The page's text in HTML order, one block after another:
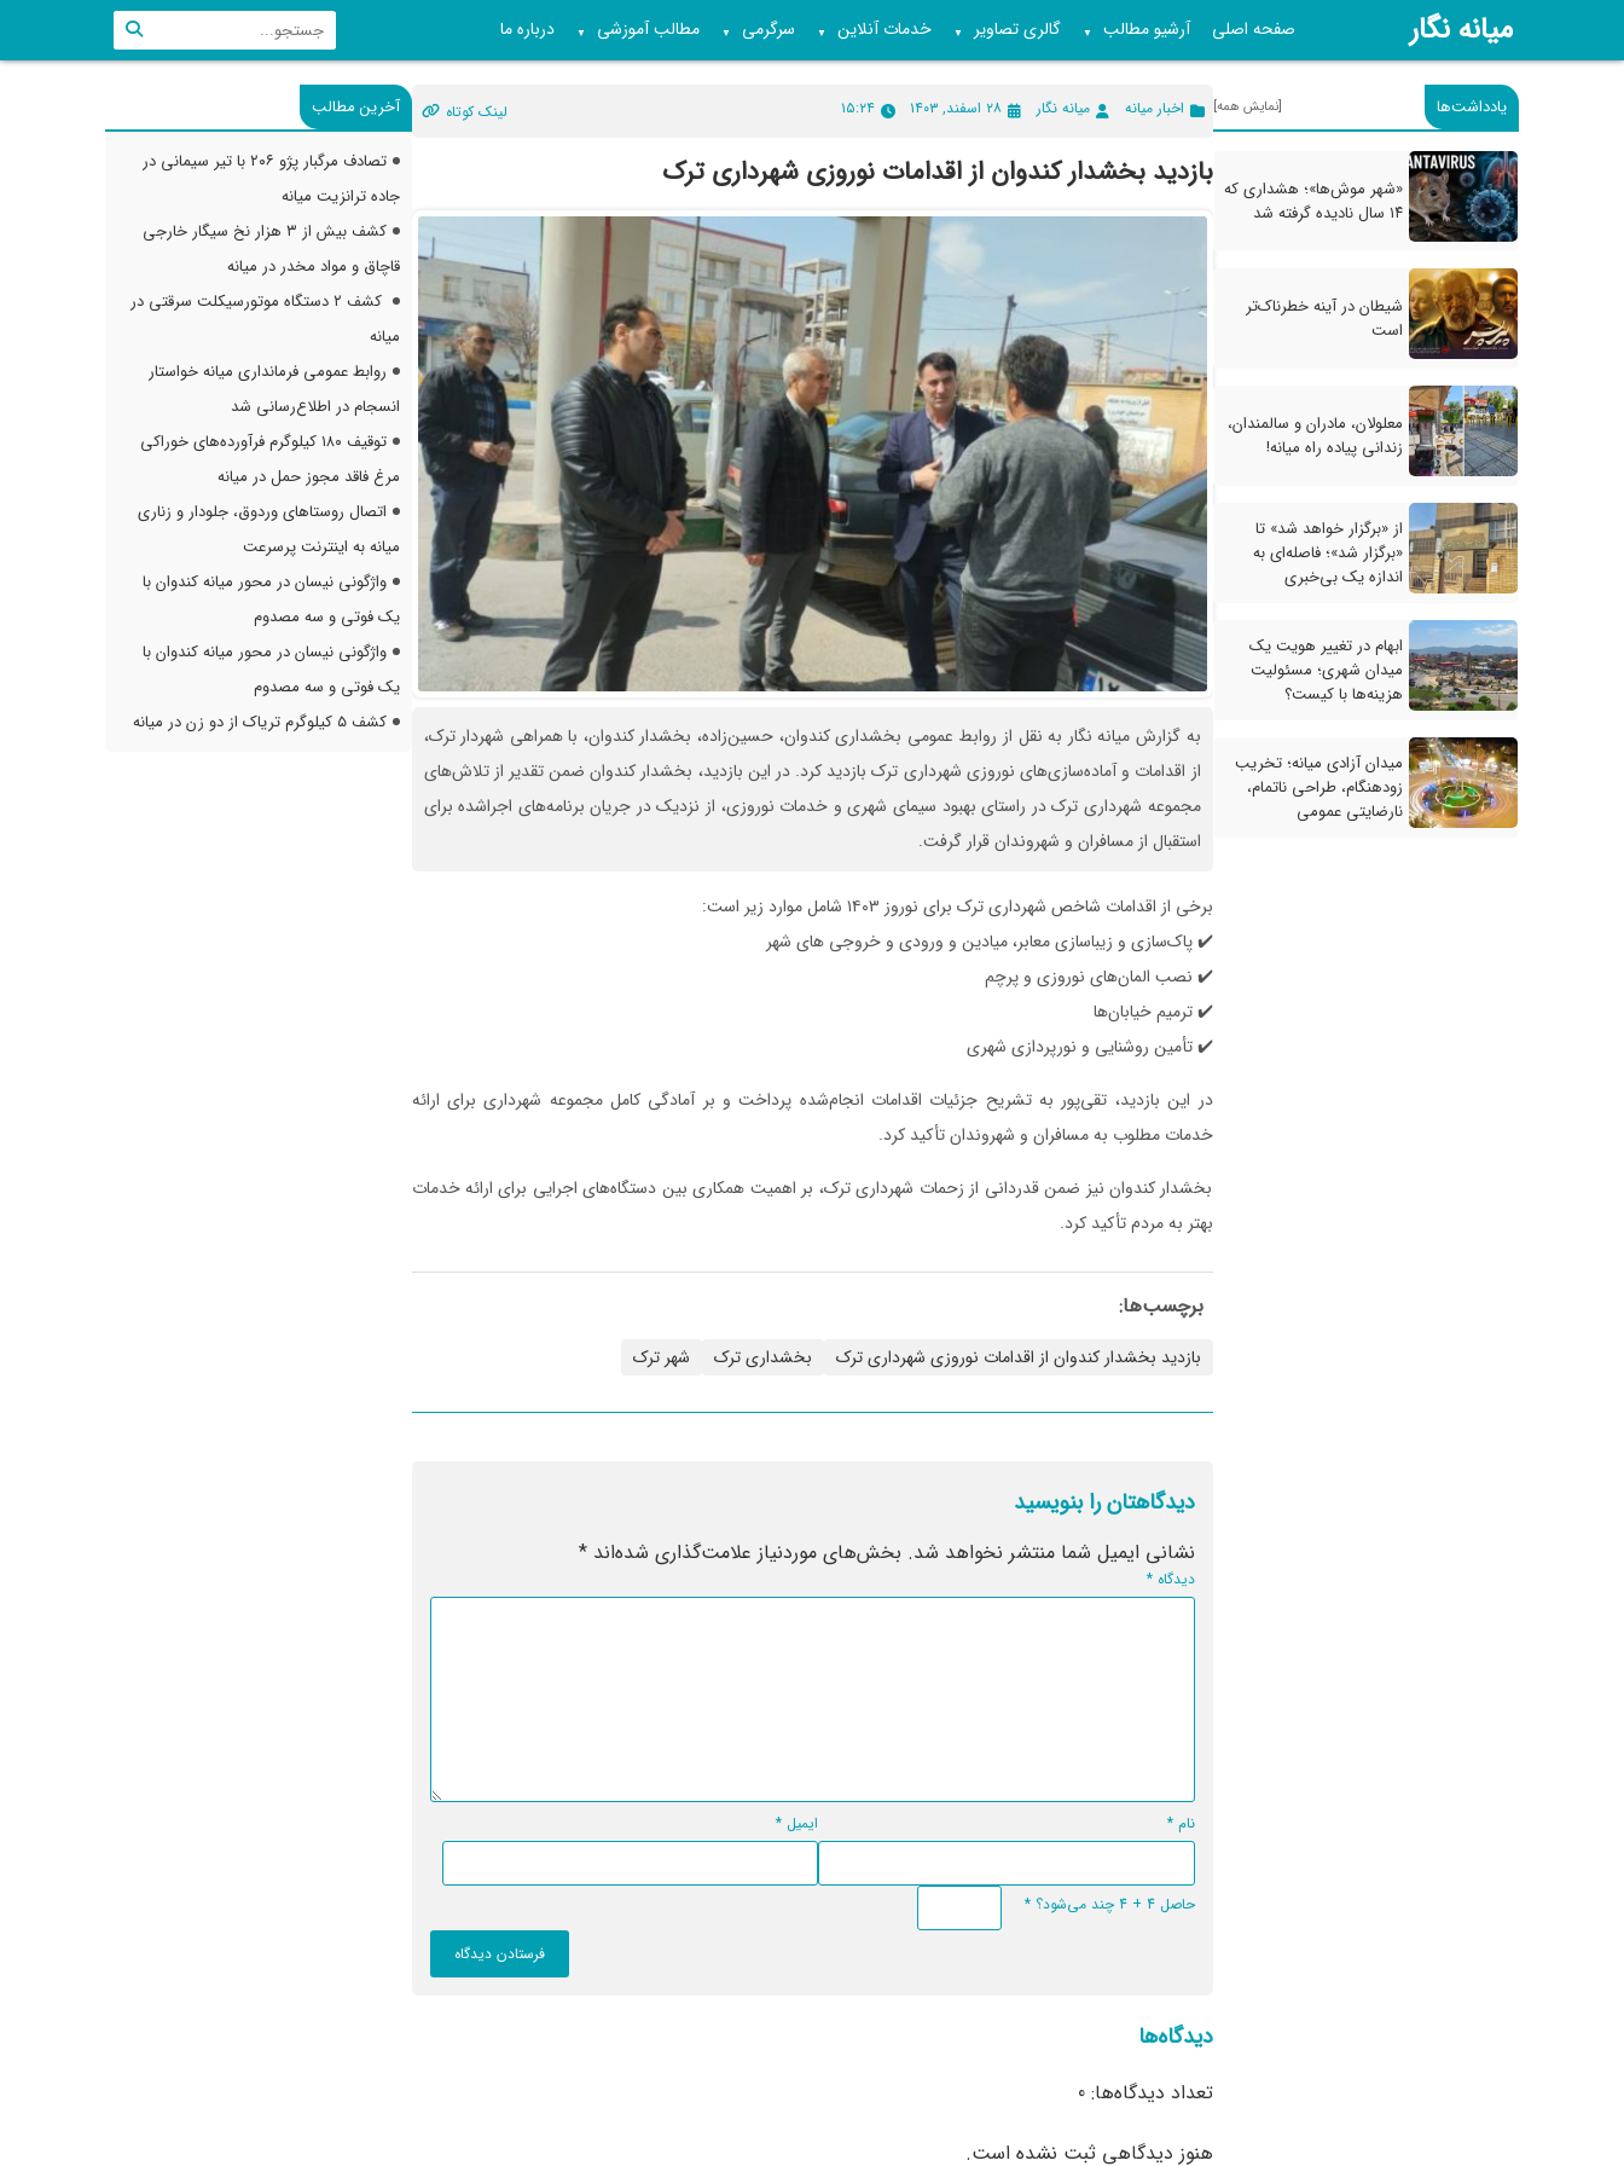
میانه نگار صفحه اصلی آرشیو مطالب ▼ گالری تصاویر ▼ خدمات آنلاین ▼ سرگرمی ▼ مطالب آموزشی ▼ درباره ما
یادداشت‌ها [نمایش همه]
«شهر موش‌ها»؛ هشداری که
۱۴ سال نادیده گرفته شد
شیطان در آینه خطرناک‌تر
است
معلولان، مادران و سالمندان،
زندانی پیاده راه میانه!
از «برگزار خواهد شد» تا
«برگزار شد»؛ فاصله‌ای به
اندازه یک بی‌خبری
ابهام در تغییر هویت یک
میدان شهری؛ مسئولیت
هزینه‌ها با کیست؟
میدان آزادی میانه؛ تخریب
زودهنگام، طراحی ناتمام،
نارضایتی عمومی
اخبار میانه میانه نگار ۲۸ اسفند, ۱۴۰۳ ۱۵:۲۴ لینک کوتاه
بازدید بخشدار کندوان از اقدامات نوروزی شهرداری ترک
به گزارش میانه نگار به نقل از روابط عمومی بخشداری کندوان، حسین‌زاده، بخشدار کندوان، با همراهی شهردار ترک،
از اقدامات و آماده‌سازی‌های نوروزی شهرداری ترک بازدید کرد. در این بازدید، بخشدار کندوان ضمن تقدیر از تلاش‌های
مجموعه شهرداری ترک در راستای بهبود سیمای شهری و خدمات نوروزی، از نزدیک در جریان برنامه‌های اجراشده برای
استقبال از مسافران و شهروندان قرار گرفت.
برخی از اقدامات شاخص شهرداری ترک برای نوروز ۱۴۰۳ شامل موارد زیر است:
✔️ پاک‌سازی و زیباسازی معابر، میادین و ورودی و خروجی های شهر
✔️ نصب المان‌های نوروزی و پرچم
✔️ ترمیم خیابان‌ها
✔️ تأمین روشنایی و نورپردازی شهری
در این بازدید، تقی‌پور به تشریح جزئیات اقدامات انجام‌شده پرداخت و بر آمادگی کامل مجموعه شهرداری برای ارائه
خدمات مطلوب به مسافران و شهروندان تأکید کرد.
بخشدار کندوان نیز ضمن قدردانی از زحمات شهرداری ترک، بر اهمیت همکاری بین دستگاه‌های اجرایی برای ارائه خدمات
بهتر به مردم تأکید کرد.
برچسب‌ها:
بازدید بخشدار کندوان از اقدامات نوروزی شهرداری ترک بخشداری ترک شهر ترک
دیدگاهتان را بنویسید
نشانی ایمیل شما منتشر نخواهد شد. بخش‌های موردنیاز علامت‌گذاری شده‌اند*
دیدگاه*
نام* ایمیل *
حاصل 4 + 4 چند می‌شود؟ *
دیدگاه‌ها
تعداد دیدگاه‌ها: 0
هنوز دیدگاهی ثبت نشده است.
آخرین مطالب
تصادف مرگبار پژو ۲۰۶ با تیر سیمانی در
جاده ترانزیت میانه
کشف بیش از ۳ هزار نخ سیگار خارجی
قاچاق و مواد مخدر در میانه
کشف ۲ دستگاه موتورسیکلت سرقتی در
میانه
روابط عمومی فرمانداری میانه خواستار
انسجام در اطلاع‌رسانی شد
توقیف ۱۸۰ کیلوگرم فرآورده‌های خوراکی
مرغ فاقد مجوز حمل در میانه
اتصال روستاهای وردوق، جلودار و زناری
میانه به اینترنت پرسرعت
واژگونی نیسان در محور میانه کندوان با
یک فوتی و سه مصدوم
واژگونی نیسان در محور میانه کندوان با
یک فوتی و سه مصدوم
کشف ۵ کیلوگرم تریاک از دو زن در میانه